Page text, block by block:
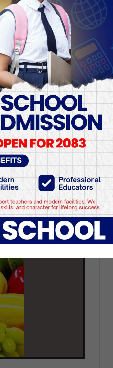
तौल बढ्छ